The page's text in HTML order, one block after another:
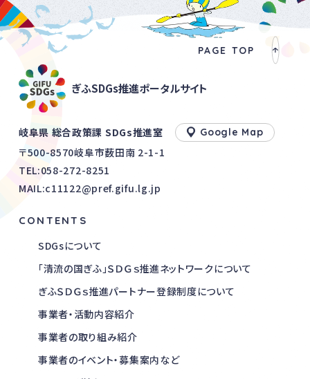
PAGE TOP
ぎふSDGs推進ポータルサイト
岐阜県 総合政策課 SDGs推進室 Google Map
〒500-8570岐阜市薮田南 2-1-1
TEL:058-272-8251
MAIL:c11122@pref.gifu.lg.jp
CONTENTS
SDGsについて
「清流の国ぎふ」ＳＤＧｓ推進ネットワークについて
ぎふＳＤＧｓ推進パートナー登録制度について
事業者・活動内容紹介
事業者の取り組み紹介
事業者のイベント・募集案内など